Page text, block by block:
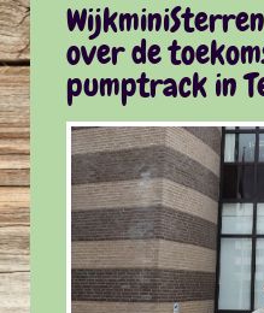
over de
pumptrack in